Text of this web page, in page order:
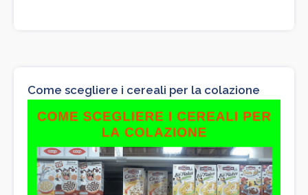
Come scegliere i cereali per la colazione